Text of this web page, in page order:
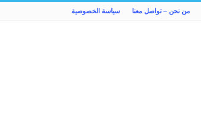
من نحن – تواصل معنا سياسة الخصوصية